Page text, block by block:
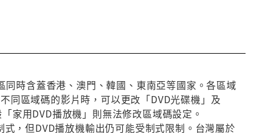
時含蓋香港、澳門、韓國、東南亞等國家。各區域
同區域碼的影片時，可以更改「DVD光碟機」及
家用DVD播放機」則無法修改區域碼設定。
，但DVD播放機輸出仍可能受制式限制。台灣屬於